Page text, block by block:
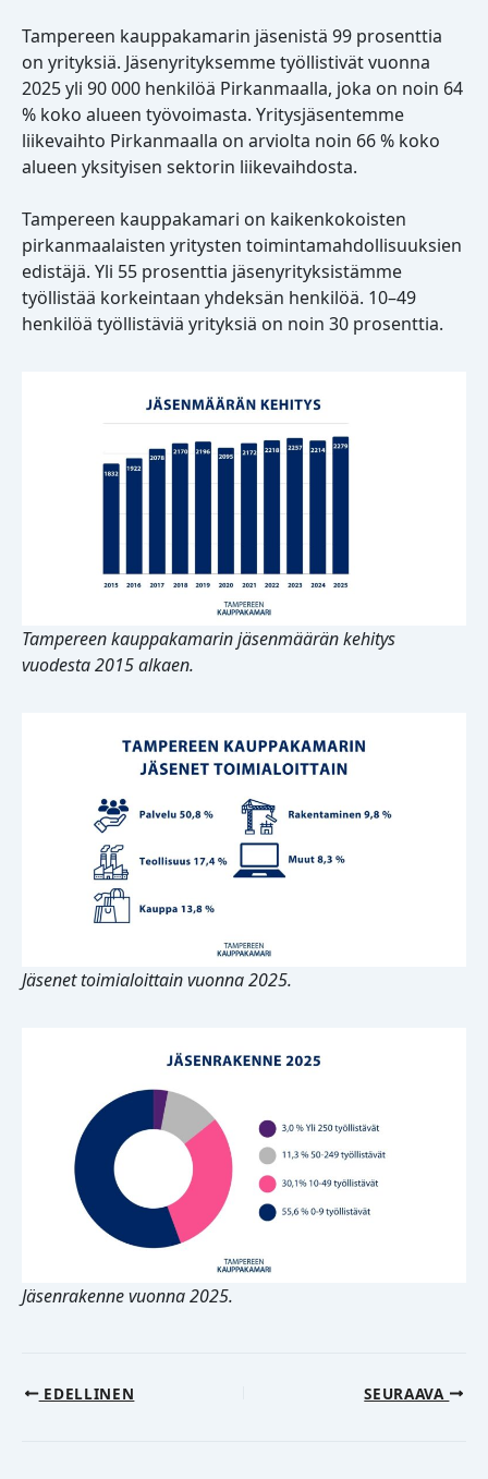
Tampereen kauppakamarin jäsenistä 99 prosenttia
on yrityksiä. Jäsenyrityksemme työllistivät vuonna
2025 yli 90 000 henkilöä Pirkanmaalla, joka on noin 64
% koko alueen työvoimasta. Yritysjäsentemme
liikevaihto Pirkanmaalla on arviolta noin 66 % koko
alueen yksityisen sektorin liikevaihdosta.
Tampereen kauppakamari on kaikenkokoisten
pirkanmaalaisten yritysten toimintamahdollisuuksien
edistäjä. Yli 55 prosenttia jäsenyrityksistämme
työllistää korkeintaan yhdeksän henkilöä. 10–49
henkilöä työllistäviä yrityksiä on noin 30 prosenttia.
Tampereen kauppakamarin jäsenmäärän kehitys
vuodesta 2015 alkaen.
Jäsenet toimialoittain vuonna 2025.
Jäsenrakenne vuonna 2025.
EDELLINEN SEURAAVA